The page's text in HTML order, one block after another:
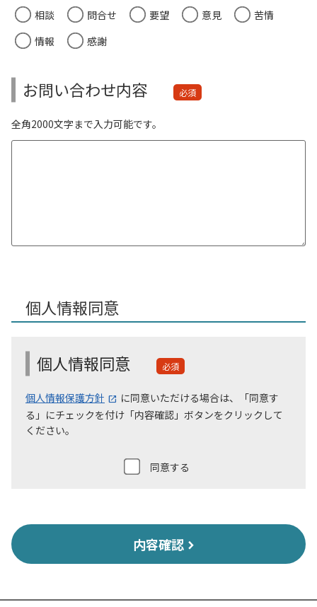
相談 問合せ 要望 意見
苦情
情報
感謝
お問い合わせ内容 必須
全角2000文字まで入力可能です。
個人情報同意
必須
個人情報保護方針
に同意いただける場合は、「同意す
る」にチェックを付け「内容確認」ボタンをクリックして
ください。
同意する
内容確認